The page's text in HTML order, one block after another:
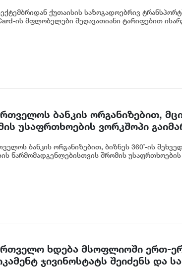
ქუთაისის საზოგადოებრივ
ის მფლობელები შეღავათიანი ტარიფებით
ბანკის ორგანიზებით,
უსაფრთხოების ვორკშოპი
ბანკის ორგანიზებით, ბიზნეს 360˚-ის
წარმომადგენლებისთვის შრომის
ხდება მსოფლიოში ერთ-
ჯივინოსტატს შეიძენს და